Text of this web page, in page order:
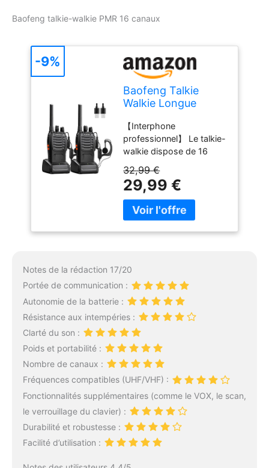
Baofeng talkie-walkie PMR 16 canaux
Baofeng Talkie
Walkie Longue
Rechargeable
Professionnelle 16
Canaux PMR
Talkies-Walkies
Radio，avec
oreillette, USB
Chargeur,
Batterie（1 Paire）
【Interphone
professionnel】 Le talkie-
walkie dispose de 16
pouvez choisir n'importe
lequel des mêmes
canaux pour parler. Il est
plus stable que votre
éloignées ou lorsque le
clair et fort】 Le talkie-
walkie a des fonctions
DCS et CTCSS pour
bloquer les signaux
d'interférence externes et
réduire le bruit. Des haut-
parleurs et des
microphones de haute
qualité rendent la
communication entre les
deux parties plus claire.
Chaque radio est livrée
avec un casque et un clip
32,99 €
29,99 €
-9%
Notes de la rédaction 17/20
Portée de communication :
Autonomie de la batterie :
Résistance aux intempéries :
Clarté du son :
Poids et portabilité :
Nombre de canaux :
Fréquences compatibles (UHF/VHF) :
Fonctionnalités supplémentaires (comme le VOX, le scan,
le verrouillage du clavier) :
Durabilité et robustesse :
Facilité d’utilisation :